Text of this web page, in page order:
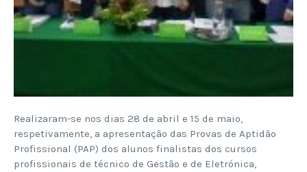
Realizaram-se nos dias 28 de abril e 15 de maio,
respetivamente, a apresentação das Provas de Aptidão
Profissional (PAP) dos alunos finalistas dos cursos
profissionais de técnico de Gestão e de Eletrónica,